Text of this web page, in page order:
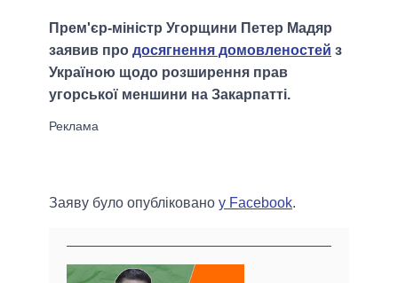
Прем'єр-міністр Угорщини Петер Мадяр
заявив про досягнення домовленостей з
Україною щодо розширення прав
угорської меншини на Закарпатті.
Заяву було опубліковано у Facebook.